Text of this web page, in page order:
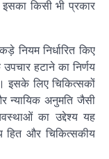
किसी भी प्रकार
नियम निर्धारित किए
हटाने का निर्णय
इसके लिए चिकित्सकों
न्यायिक अनुमति जैसी
का उद्देश्य यह
हित और चिकित्सकीय